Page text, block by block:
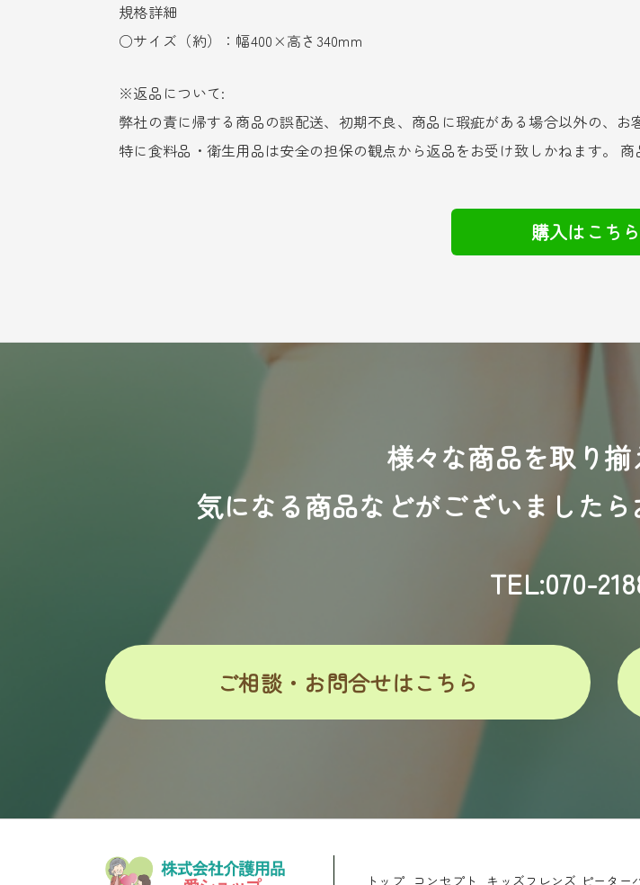
規格詳細
○サイズ（約）：幅400×高さ340mm
※返品について:
弊社の責に帰する商品の誤配送、初期不良、商品に瑕疵がある場合以外の、お
特に食料品・衛生用品は安全の担保の観点から返品をお受け致しかねます。
購入はこち
様々な商品を取り揃
気になる商品などがございました
TEL:070-
ご相談・お問合せはこちら
トップ コンセプト キッズフレンズ ピーター